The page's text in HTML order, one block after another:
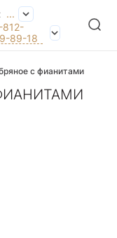
...
812-
89-18
с фианитами